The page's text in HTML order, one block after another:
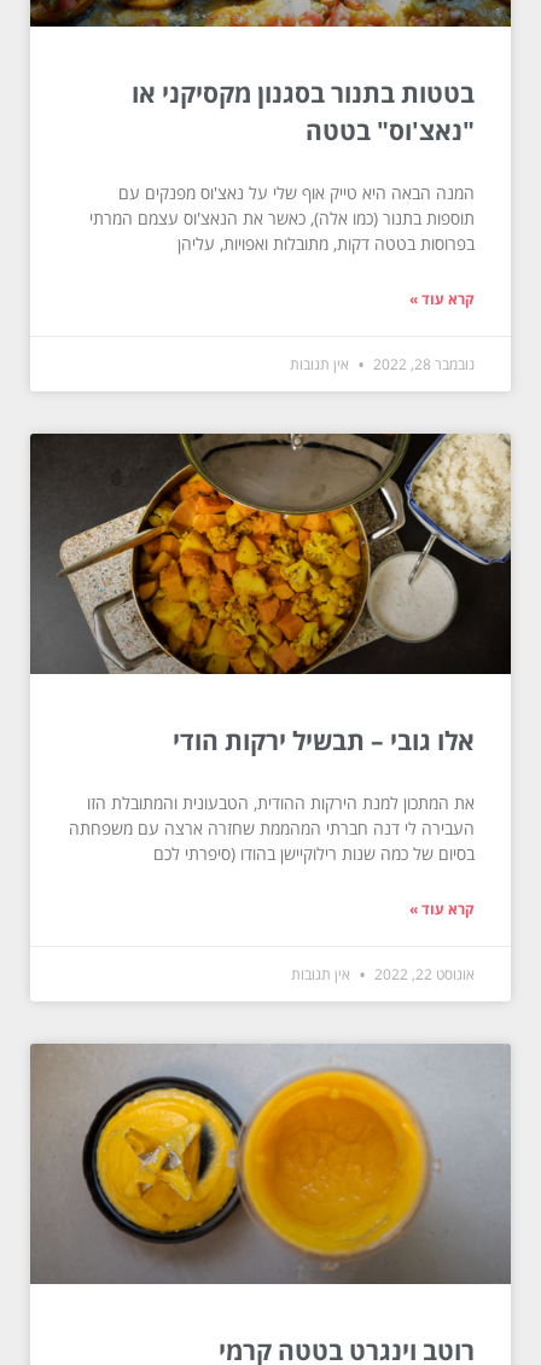
בטטות בתנור בסגנון מקסיקני או
"נאצ'וס" בטטה
המנה הבאה היא טייק אוף שלי על נאצ'וס מפנקים עם
תוספות בתנור (כמו אלה), כאשר את הנאצ'וס עצמם המרתי
בפרוסות בטטה דקות, מתובלות ואפויות, עליהן
קרא עוד »
נובמבר 28, 2022 אין תגובות
אלו גובי – תבשיל ירקות הודי
את המתכון למנת הירקות ההודית, הטבעונית והמתובלת הזו
העבירה לי דנה חברתי המהממת שחזרה ארצה עם משפחתה
בסיום של כמה שנות רילוקיישן בהודו (סיפרתי לכם
קרא עוד »
אוגוסט 22, 2022 אין תגובות
רוטב וינגרט בטטה קרמי